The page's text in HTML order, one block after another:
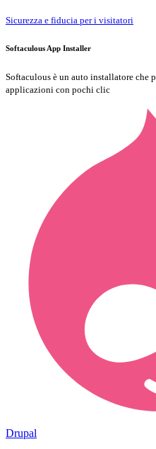
Sicurezza e fiducia per i visitatori
Softaculous App Installer
Softaculous è un auto installatore che
applicazioni con pochi clic
Drupal